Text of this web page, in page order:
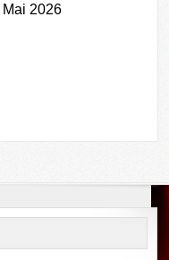
2026